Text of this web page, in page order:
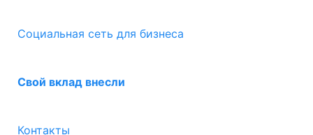
Социальная сеть для бизнеса
Свой вклад внесли
Контакты